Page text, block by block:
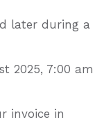
later during a
2025, 7:00 am
invoice in